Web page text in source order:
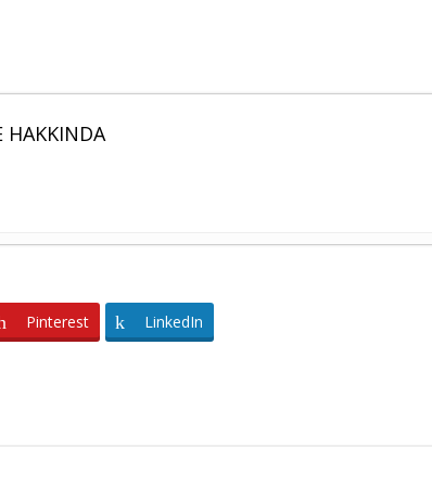
HAKKINDA
Pinterest LinkedIn